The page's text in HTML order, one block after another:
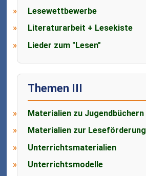
Lesewettbewerbe
Literaturarbeit + Lesekiste
Lieder zum "Lesen"
Themen III
Materialien zu Jugendbüchern
Materialien zur Leseförderung
Unterrichtsmaterialien
Unterrichtsmodelle